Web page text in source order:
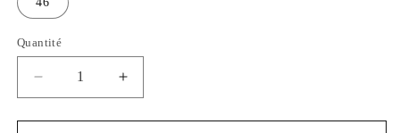
Quantité
Réduire
la
quantité
Augmenter
la
quantité